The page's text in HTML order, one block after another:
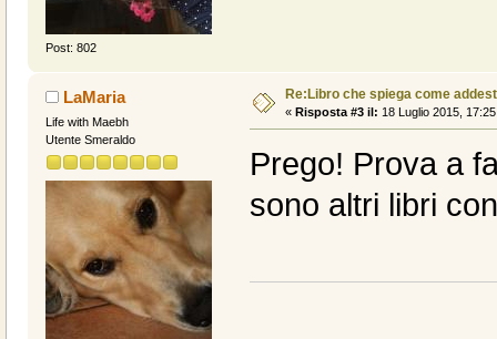
Post: 802
LaMaria
Life with Maebh
Utente Smeraldo
Re:Libro che spiega come
« Risposta #3 il: 18 Luglio 2015,
Prego! Prova a
sono altri libri